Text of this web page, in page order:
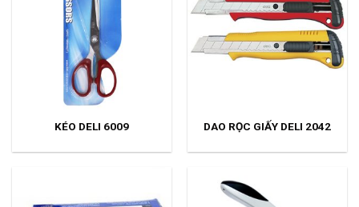
KÉO DELI 6009 DAO RỌC GIẤY DELI 2042